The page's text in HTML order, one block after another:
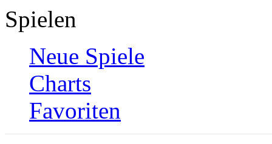
Spielen
Neue Spiele
Charts
Favoriten